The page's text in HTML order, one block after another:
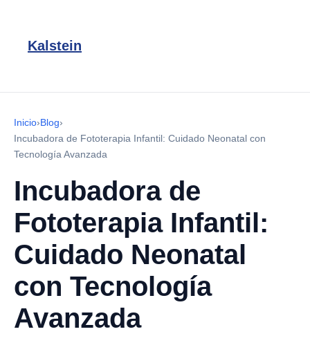
Kalstein
Inicio›Blog›
Incubadora de Fototerapia Infantil: Cuidado Neonatal con
Tecnología Avanzada
Incubadora de
Fototerapia Infantil:
Cuidado Neonatal
con Tecnología
Avanzada